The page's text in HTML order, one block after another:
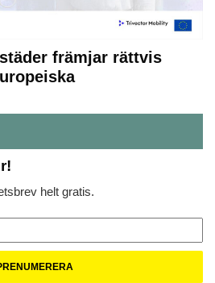
främjar rättvis
helt gratis.